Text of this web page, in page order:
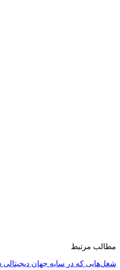
مطالب مرتبط
شغل‌‌هایی که در سایه جهان